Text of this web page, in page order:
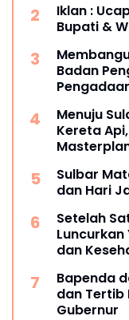
Iklan :
Bupati &
Badan
Menuju
Kereta
Sulbar
dan Hari
Setelah
Luncurkan
dan
Bapenda
dan Tertib
Gubernur